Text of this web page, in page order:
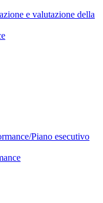
e valutazione della
Piano esecutivo